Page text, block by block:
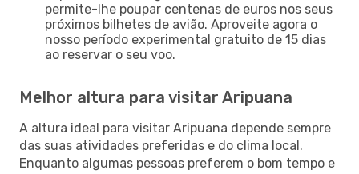
permite-lhe poupar centenas de euros nos seus
próximos bilhetes de avião. Aproveite agora o
nosso período experimental gratuito de 15 dias
ao reservar o seu voo.
Melhor altura para visitar Aripuana
A altura ideal para visitar Aripuana depende sempre
das suas atividades preferidas e do clima local.
Enquanto algumas pessoas preferem o bom tempo e